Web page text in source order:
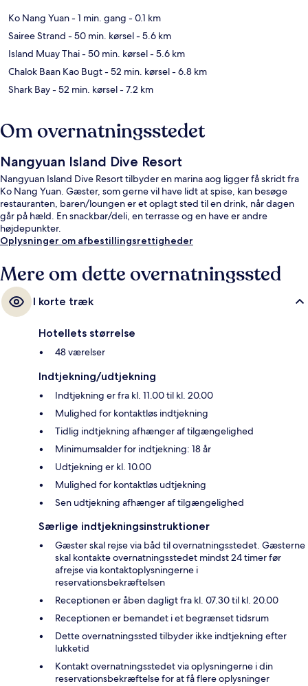
Ko Nang Yuan- 1 min. gang - 0.1 km
Sairee Strand - 50 min. kørsel- 5.6 km
Island Muay Thai- 50 min. kørsel- 5.6 km
Chalok Baan Kao Bugt- 52 min. kørsel- 6.8 km
Shark Bay- 52 min. kørsel- 7.2 km
Om overnatningsstedet
Nangyuan Island Dive Resort
Nangyuan Island Dive Resort tilbyder en marina aog ligger få skridt fra
Ko Nang Yuan. Gæster, som gerne vil have lidt at spise, kan besøge
restauranten, baren/loungen er et oplagt sted til en drink, når dagen
går på hæld. En snackbar/deli, en terrasse og en have er andre
højdepunkter.
Oplysninger om afbestillingsrettigheder
Mere om dette overnatningssted
I korte træk
Hotellets størrelse
48 værelser
Indtjekning/udtjekning
Indtjekning er fra kl. 11.00 til kl. 20.00
Mulighed for kontaktløs indtjekning
Tidlig indtjekning afhænger af tilgængelighed
Minimumsalder for indtjekning: 18 år
Udtjekning er kl. 10.00
Mulighed for kontaktløs udtjekning
Sen udtjekning afhænger af tilgængelighed
Særlige indtjekningsinstruktioner
Gæster skal rejse via båd til overnatningsstedet. Gæsterne
skal kontakte overnatningsstedet mindst 24 timer før
afrejse via kontaktoplysningerne i
reservationsbekræftelsen
Receptionen er åben dagligt fra kl. 07.30 til kl. 20.00
Receptionen er bemandet i et begrænset tidsrum
Dette overnatningssted tilbyder ikke indtjekning efter
lukketid
Kontakt overnatningsstedet via oplysningerne i din
reservationsbekræftelse for at få flere oplysninger